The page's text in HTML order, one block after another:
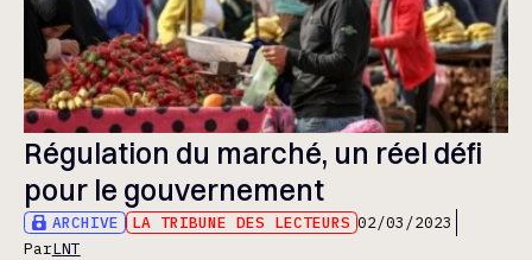
Régulation du marché, un réel défi
pour le gouvernement
ARCHIVE LA TRIBUNE DES LECTEURS 02/03/2023
ParLNT